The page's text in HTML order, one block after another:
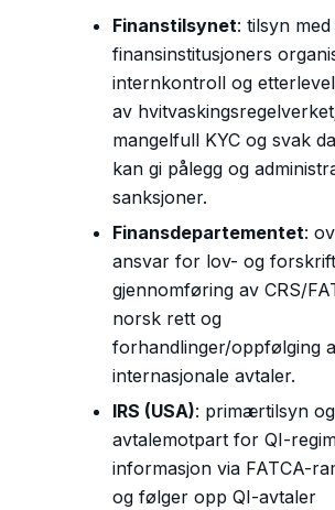
Finanstilsynet: tilsyn med
finansinstitusjoners
internkontroll og
av
mangelfull KYC og svak
kan gi pålegg og
sanksjoner.
Finansdepartementet:
ansvar for lov- og
gjennomføring av CRS/
norsk rett og
forhandlinger/oppfølging
internasjonale avtaler.
IRS (USA): primærtilsyn og
avtalemotpart for QI-
informasjon via FATCA-
og følger opp QI-avtaler